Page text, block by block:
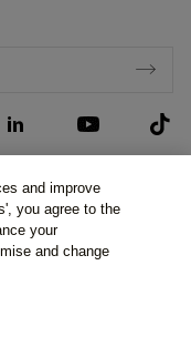
ÚDAJŮ
and improve
you agree to the
your
and change